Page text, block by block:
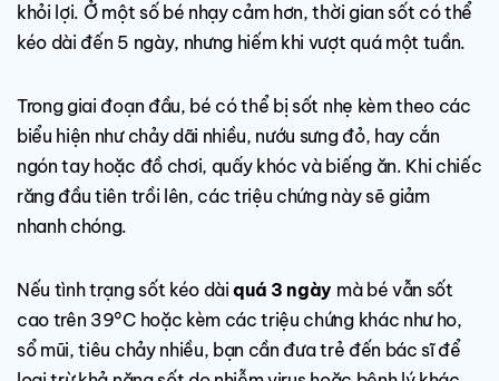
khỏi lợi. Ở một số bé nhạy cảm hơn, thời gian sốt có thể
kéo dài đến 5 ngày, nhưng hiếm khi vượt quá một tuần.
Trong giai đoạn đầu, bé có thể bị sốt nhẹ kèm theo các
biểu hiện như chảy dãi nhiều, nướu sưng đỏ, hay cắn
ngón tay hoặc đồ chơi, quấy khóc và biếng ăn. Khi chiếc
răng đầu tiên trồi lên, các triệu chứng này sẽ giảm
nhanh chóng.
Nếu tình trạng sốt kéo dàiquá 3 ngày mà bé vẫn sốt
cao trên 39°C hoặc kèm các triệu chứng khác như ho,
sổ mũi, tiêu chảy nhiều, bạn cần đưa trẻ đến bác sĩ để